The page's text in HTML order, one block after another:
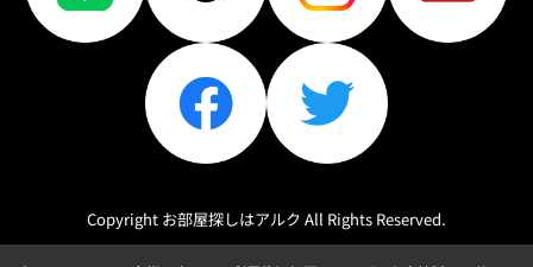
Copyright お部屋探しはアルク All Rights Reserved.